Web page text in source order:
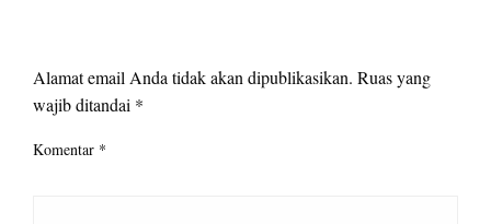
Alamat email Anda tidak akan dipublikasikan. Ruas yang
wajib ditandai *
Komentar *